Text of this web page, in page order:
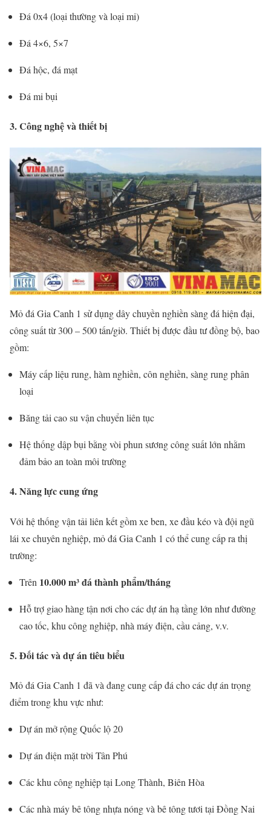
Đá 0x4 (loại thườngvà loại mi)
Đá 4×6, 5×7
Đá hộc, đá mạt
Đá mi bụi
3.Côngnghệvàthiếtbị
Mỏđá Gia Canh 1 sửdụngdâychuyền nghiền sàngđá hiện đại,
côngsuấttừ 300 –500tấn/giờ. Thiếtbị đượcđầu tưđồngbộ, bao
gồm:
Máycấpliệu rung, hàmnghiền, côn nghiền, sàngrungphân
loại
Băngtải caosu vận chuyển liên tục
Hệthốngdậpbụi bằngvòi phun sươngcôngsuấtlớn nhằm
đảmbảoan toàn môi trường
4.Nănglựccungứng
Với hệthốngvận tải liên kếtgồmxeben, xeđầu kéovà đội ngũ
lái xechuyên nghiệp, mỏđá Gia Canh 1 cóthểcungcấpra thị
trường:
Trên 10.000m³đáthànhphẩm/tháng
Hỗtrợ giaohàngtận nơi chocácdựán hạ tầnglớn nhưđường
caotốc, khu côngnghiệp, nhà máyđiện, cầu cảng, v.v.
5.Đốitácvàdựántiêubiểu
Mỏđá Gia Canh 1 đã và đangcungcấpđá chocácdựán trọng
điểmtrongkhu vựcnhư:
Dựán mởrộngQuốclộ20
Dựán điện mặttrời Tân Phú
Cáckhu côngnghiệptại LongThành, Biên Hòa
Cácnhà máybêtôngnhựa nóngvà bêtôngtươi tại ĐồngNai